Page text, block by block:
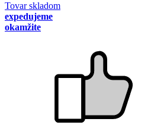
Tovar skladom
expedujeme
okamžite